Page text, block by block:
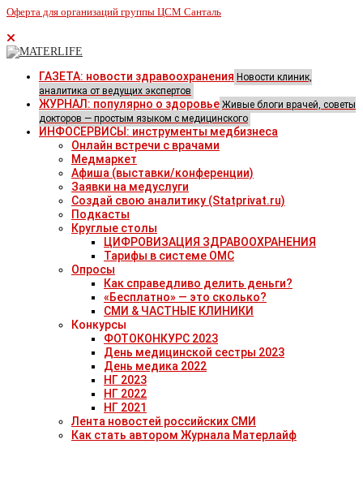
Оферта для организаций группы ЦСМ Санталь
ГАЗЕТА: новости здравоохранения Новости клиник,
аналитика от ведущих экспертов
ЖУРНАЛ: популярно о здоровье Живые блоги врачей, советы
докторов — простым языком с медицинского
ИНФОСЕРВИСЫ: инструменты медбизнеса
Онлайн встречи с врачами
Медмаркет
Афиша (выставки/конференции)
Заявки на медуслуги
Создай свою аналитику (Statprivat.ru)
Подкасты
Круглые столы
ЦИФРОВИЗАЦИЯ ЗДРАВООХРАНЕНИЯ
Тарифы в системе ОМС
Опросы
Как справедливо делить деньги?
«Бесплатно» — это сколько?
СМИ & ЧАСТНЫЕ КЛИНИКИ
Конкурсы
ФОТОКОНКУРС 2023
День медицинской сестры 2023
День медика 2022
НГ 2023
НГ 2022
НГ 2021
Лента новостей российских СМИ
Как стать автором Журнала Матерлайф